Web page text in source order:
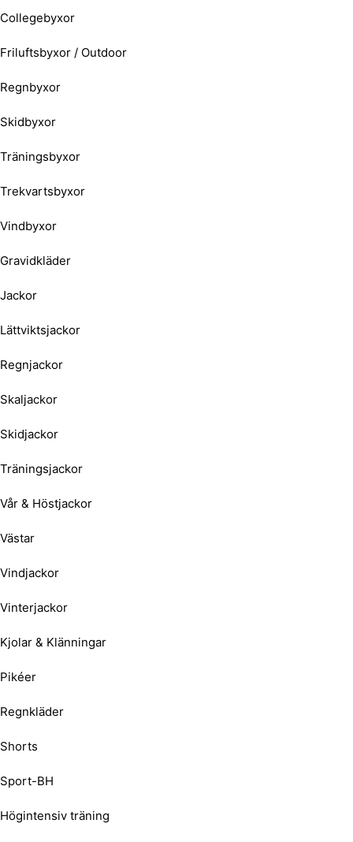
Collegebyxor
Friluftsbyxor / Outdoor
Regnbyxor
Skidbyxor
Träningsbyxor
Trekvartsbyxor
Vindbyxor
Gravidkläder
Jackor
Lättviktsjackor
Regnjackor
Skaljackor
Skidjackor
Träningsjackor
Vår & Höstjackor
Västar
Vindjackor
Vinterjackor
Kjolar & Klänningar
Pikéer
Regnkläder
Shorts
Sport-BH
Högintensiv träning